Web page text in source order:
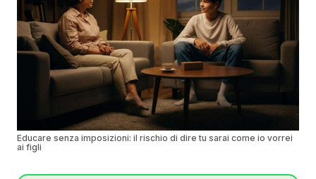
Educare senza imposizioni: il rischio di dire tu sarai come io vorrei
ai figli